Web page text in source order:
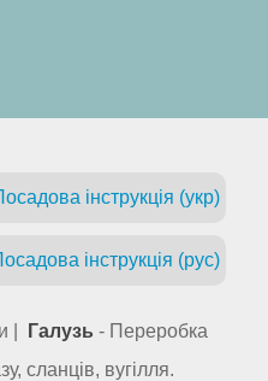
інструкція (укр)
інструкція (рус)
| Галузь - Переробка
сланців, вугілля.